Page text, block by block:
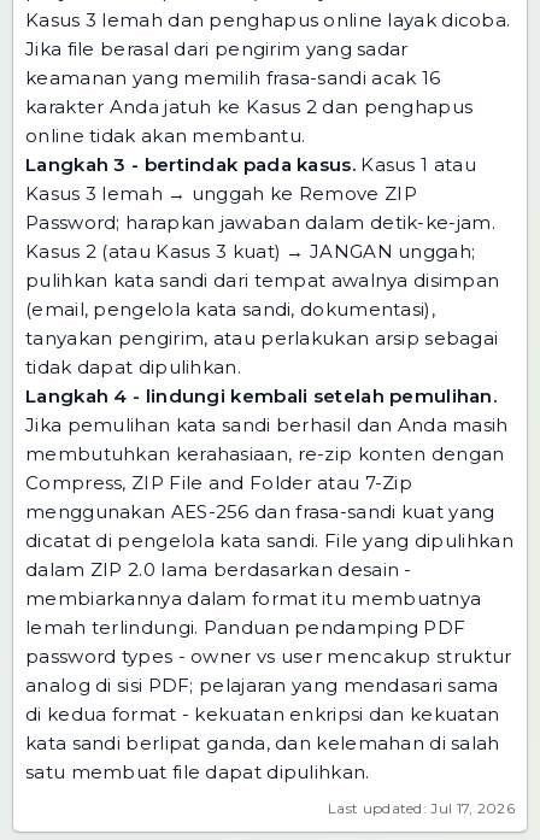
Kasus 3 lemah dan penghapus online layak dicoba.
Jika file berasal dari pengirim yang sadar
keamanan yang memilih frasa-sandi acak 16
karakter Anda jatuh ke Kasus 2 dan penghapus
online tidak akan membantu.
Langkah 3 - bertindak pada kasus.Kasus 1 atau
Kasus 3 lemah → unggah ke Remove ZIP
Password; harapkan jawaban dalam detik-ke-jam.
Kasus 2 (atau Kasus 3 kuat) → JANGAN unggah;
pulihkan kata sandi dari tempat awalnya disimpan
(email, pengelola kata sandi, dokumentasi),
tanyakan pengirim, atau perlakukan arsip sebagai
tidak dapat dipulihkan.
Langkah 4 - lindungi kembali setelah pemulihan.
Jika pemulihan kata sandi berhasil dan Anda masih
membutuhkan kerahasiaan, re-zip konten dengan
Compress, ZIP File and Folder atau 7-Zip
menggunakan AES-256 dan frasa-sandi kuat yang
dicatat di pengelola kata sandi. File yang dipulihkan
dalam ZIP 2.0 lama berdasarkan desain -
membiarkannya dalam format itu membuatnya
lemah terlindungi. Panduan pendamping PDF
password types - owner vs user mencakup struktur
analog di sisi PDF; pelajaran yang mendasari sama
di kedua format - kekuatan enkripsi dan kekuatan
kata sandi berlipat ganda, dan kelemahan di salah
satu membuat file dapat dipulihkan.
Last updated: Jul 17, 2026